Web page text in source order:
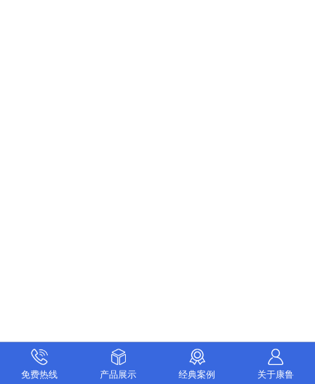
免费热线 产品展示 经典案例 关于康鲁